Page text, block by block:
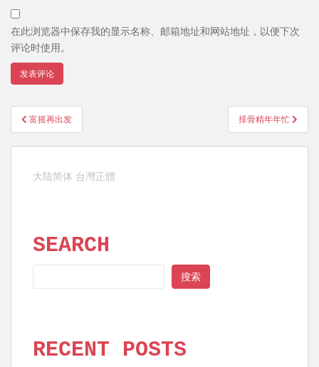
在此浏览器中保存我的显示名称、邮箱地址和网站地址，以便下次
评论时使用。
文
章
导
富摇再出发 排骨精年年忙
大陆简体 台灣正體
SEARCH
搜索
RECENT POSTS